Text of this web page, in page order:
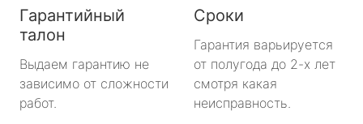
Гарантийный
талон
Выдаем гарантию не
зависимо от сложности
работ.
Сроки
Гарантия варьируется
от полугода до 2-х лет
смотря какая
неисправность.